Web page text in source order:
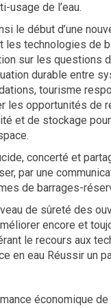
usage de l’eau.
le début d’une
technologies de
sur les
durable entre
tourisme
les opportunités de
et de stockage
concerté et
par une
de barrages-
de sûreté des
encore et
le recours aux
en eau Réussir un
économique